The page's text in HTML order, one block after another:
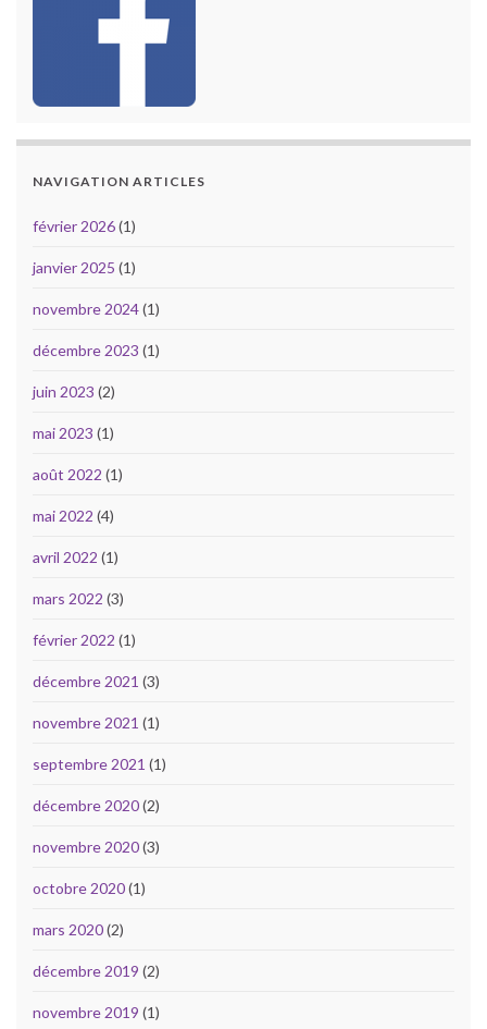
NAVIGATION ARTICLES
février 2026(1)
janvier 2025 (1)
novembre 2024(1)
décembre 2023 (1)
juin 2023 (2)
mai 2023 (1)
août 2022 (1)
mai 2022 (4)
avril 2022 (1)
mars 2022 (3)
février 2022 (1)
décembre 2021 (3)
novembre 2021 (1)
septembre 2021 (1)
décembre 2020(2)
novembre 2020(3)
octobre 2020(1)
mars 2020(2)
décembre 2019 (2)
novembre 2019 (1)